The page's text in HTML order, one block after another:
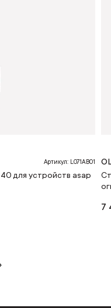
Артикул: L071AB01
40 для устройств asap
7